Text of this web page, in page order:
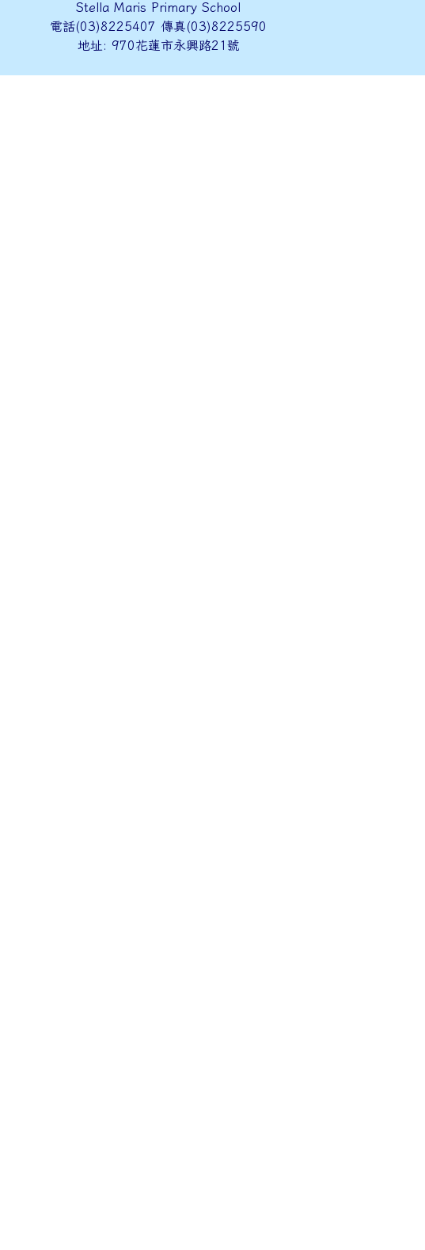
Stella Maris Primary School
電話(03)8225407 傳真(03)8225590
地址: 970花蓮市永興路21號